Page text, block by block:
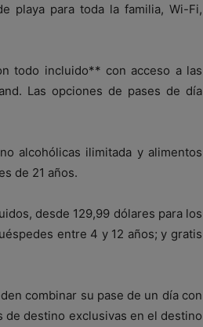
playa para toda la familia, Wi-Fi,
todo incluido** con acceso a las
Las opciones de pases de día
alcohólicas ilimitada y alimentos
de 21 años.
desde 129,99 dólares para los
entre 4 y 12 años; y gratis
combinar su pase de un día con
de destino exclusivas en el destino